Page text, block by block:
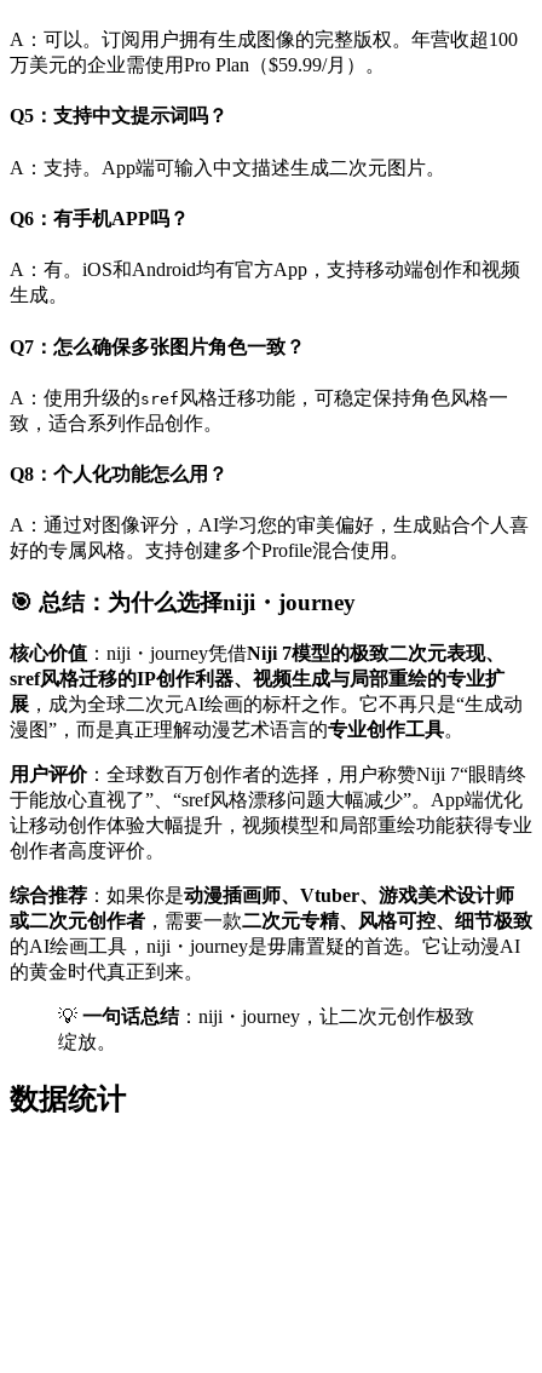
A：可以。订阅用户拥有生成图像的完整版权。年营收超100
万美元的企业需使用Pro Plan（$59.99/月）。
Q5：支持中文提示词吗？
A：支持。App端可输入中文描述生成二次元图片。
Q6：有手机APP吗？
A：有。iOS和Android均有官方App，支持移动端创作和视频
生成。
Q7：怎么确保多张图片角色一致？
A：使用升级的sref 风格迁移功能，可稳定保持角色风格一
致，适合系列作品创作。
Q8：个人化功能怎么用？
A：通过对图像评分，AI学习您的审美偏好，生成贴合个人喜
好的专属风格。支持创建多个Profile混合使用。
🎯 总结：为什么选择niji・journey
核心价值 ：niji・journey凭借Niji 7模型的极致二次元表现、
sref风格迁移的IP创作利器、视频生成与局部重绘的专业扩
展 ，成为全球二次元AI绘画的标杆之作。它不再只是“生成动
漫图”，而是真正理解动漫艺术语言的专业创作工具。
用户评价：全球数百万创作者的选择，用户称赞Niji 7“眼睛终
于能放心直视了”、“sref风格漂移问题大幅减少”。App端优化
让移动创作体验大幅提升，视频模型和局部重绘功能获得专业
创作者高度评价。
综合推荐 ：如果你是动漫插画师、Vtuber、游戏美术设计师
或二次元创作者 ，需要一款二次元专精、风格可控、细节极致
的AI绘画工具，niji・journey是毋庸置疑的首选。它让动漫AI
的黄金时代真正到来。
💡 一句话总结：niji・journey，让二次元创作极致
绽放。
数据统计